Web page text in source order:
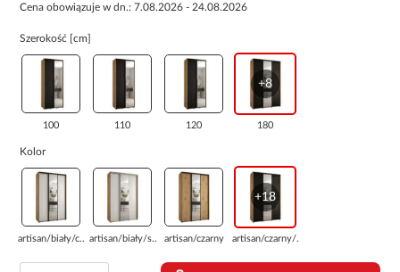
Cena obowiązuje w dn.: 7.08.2026 - 24.08.2026
Szerokość [cm]
100 110 120
+8
180
Kolor
artisan/biały/c... artisan/biały/s... artisan/czarny
+18
artisan/czarny/...